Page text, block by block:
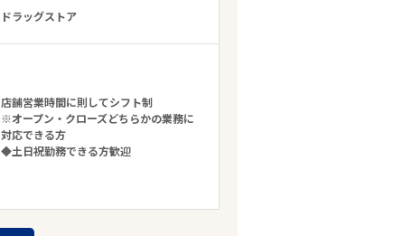
ドラッグストア
店舗営業時間に則してシフト制
※オープン・クローズどちらかの業務に
対応できる方
◆土日祝勤務できる方歓迎